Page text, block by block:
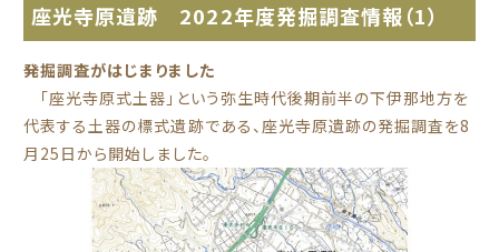
座光寺原遺跡 2022年度発掘調査情報（1）
発掘調査がはじまりました
「座光寺原式土器」という弥生時代後期前半の下伊那地方を
代表する土器の標式遺跡である、座光寺原遺跡の発掘調査を8
月25日から開始しました。